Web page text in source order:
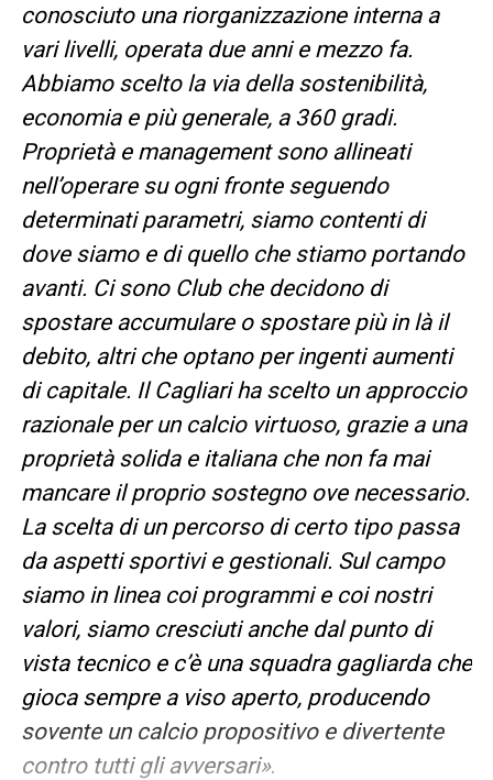
conosciuto una riorganizzazione interna a
vari livelli, operata due anni e mezzo fa.
Abbiamo scelto la via della sostenibilità,
economia e più generale, a 360 gradi.
Proprietà e management sono allineati
nell’operare su ogni fronte seguendo
determinati parametri, siamo contenti di
dove siamo e di quello che stiamo portando
avanti. Ci sono Club che decidono di
spostare accumulare o spostare più in là il
debito, altri che optano per ingenti aumenti
di capitale. Il Cagliari ha scelto un approccio
razionale per un calcio virtuoso, grazie a una
proprietà solida e italiana che non fa mai
mancare il proprio sostegno ove necessario.
La scelta di un percorso di certo tipo passa
da aspetti sportivi e gestionali. Sul campo
siamo in linea coi programmi e coi nostri
valori, siamo cresciuti anche dal punto di
vista tecnico e c’è una squadra gagliarda che
gioca sempre a viso aperto, producendo
sovente un calcio propositivo e divertente
contro tutti gli avversari».